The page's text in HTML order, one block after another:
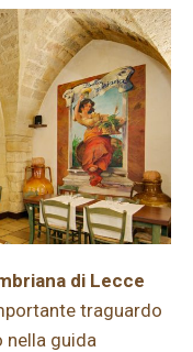
di Lecce
traguardo
nella guida